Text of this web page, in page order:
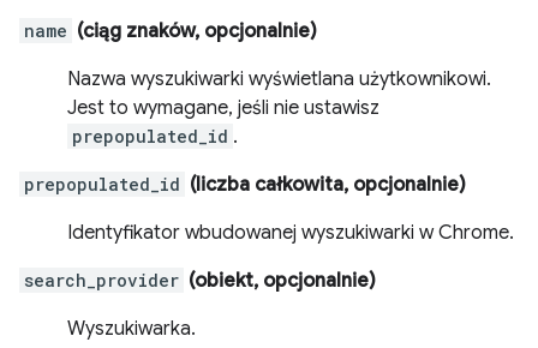
name (ciąg znaków, opcjonalnie)
Nazwa wyszukiwarki wyświetlana użytkownikowi.
Jest to wymagane, jeśli nie ustawisz
prepopulated_id .
prepopulated_id (liczba całkowita, opcjonalnie)
Identyfikator wbudowanej wyszukiwarki w Chrome.
search_provider (obiekt, opcjonalnie)
Wyszukiwarka.